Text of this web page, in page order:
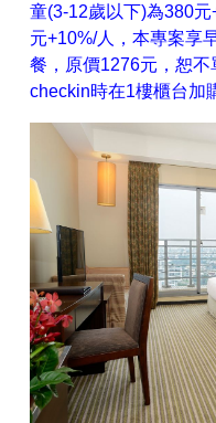
童(3-12歲以下)為380
元+10%/人，本專案享
餐，原價1276元，恕
checkin時在1樓櫃台加